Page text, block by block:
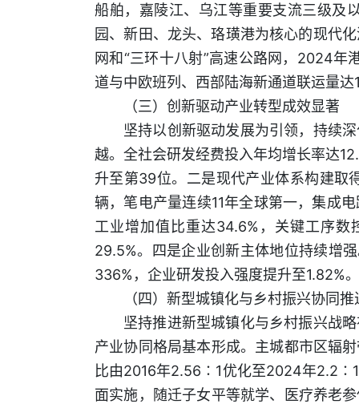
船舶，嘉陵江、乌江等重要支流三级及
园、新田、龙头、珞璜港为核心的现代
网和“三环十八射”高速公路网，2024
道与中欧班列、西部陆海新通道联运量
（三）创新驱动产业转型成效显著
坚持以创新驱动发展为引领，持续
越。全社会研发经费投入年均增长率达
升至第39位。二是现代产业体系构建取
辆，笔电产量连续11年全球第一，集成
工业增加值比重达34.6%，关键工序
29.5%。四是企业创新主体地位持续增
336%，企业研发投入强度提升至1.82%。
（四）新型城镇化与乡村振兴协同推
坚持推进新型城镇化与乡村振兴战
产业协同格局基本形成。主城都市区辐
比由2016年2.56∶1优化至2024年2.2∶1
面实施，随迁子女平等就学、医疗养老